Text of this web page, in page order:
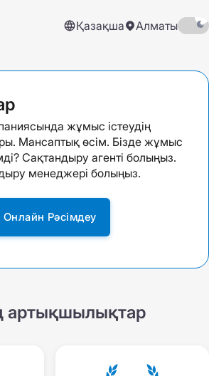
Қазақша Алматы
жұмыс істеудің
Мансаптық өсім. Бізде жұмыс
Сақтандыру агенті болыңыз.
менеджері болыңыз.
Онлайн Рәсімдеу
артықшылықтар